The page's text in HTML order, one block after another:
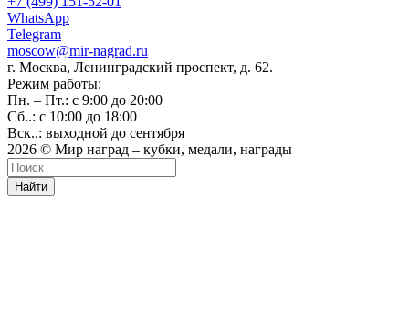
WhatsApp
Telegram
moscow@mir-nagrad.ru
г. Москва, Ленинградский проспект, д. 62.
Режим работы:
Пн. – Пт.: с 9:00 до 20:00
Сб..: с 10:00 до 18:00
Вск..: выходной до сентября
2026 © Мир наград – кубки, медали, награды
Найти